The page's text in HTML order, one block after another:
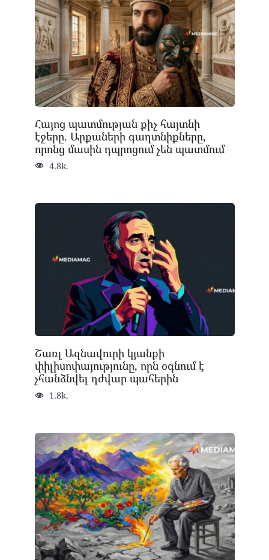
Հայոց պատմության քիչ հայտնի
էջերը. Արքաների գաղտնիքները,
որոնց մասին դպրոցում չեն պատմում
4.8k.
Շառլ Ազնավուրի կյանքի
փիլիսոփայությունը, որն օգնում է
չհանձնվել դժվար պահերին
1.8k.